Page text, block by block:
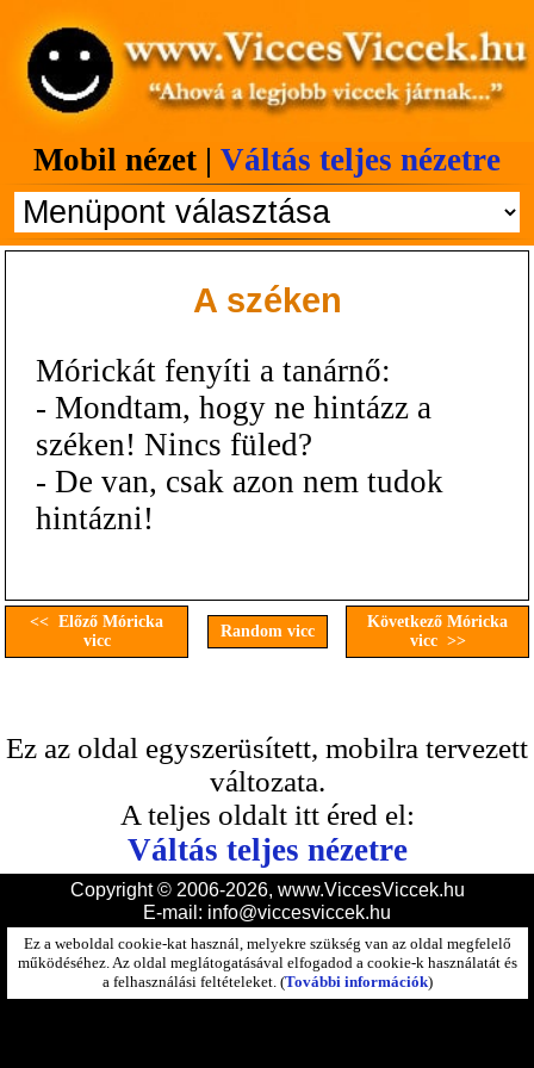
Mobil nézet | Váltás teljes nézetre
A széken
Mórickát fenyíti a tanárnő:
- Mondtam, hogy ne hintázz a
széken! Nincs füled?
- De van, csak azon nem tudok
hintázni!
<< Előző Móricka
vicc
Random vicc
Következő Móricka
vicc >>
Ez az oldal egyszerüsített, mobilra tervezett
változata.
A teljes oldalt itt éred el:
Váltás teljes nézetre
Copyright © 2006-2026, www.ViccesViccek.hu
E-mail: info@viccesviccek.hu
Ez a weboldal cookie-kat használ, melyekre szükség van az oldal megfelelő
működéséhez. Az oldal meglátogatásával elfogadod a cookie-k használatát és
a felhasználási feltételeket. (További információk)